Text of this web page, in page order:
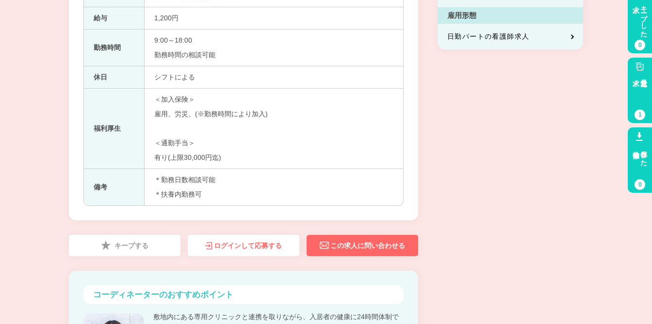
給与 1,200円
勤務時間
9:00～18:00
勤務時間の相談可能
休日 シフトによる
福利厚生
＜加入保険＞
雇用、労災、(※勤務時間により加入)
＜通勤手当＞
有り(上限30,000円迄)
備考
＊勤務日数相談可能
＊扶養内勤務可
キープする ログインして応募する この求人に問い合わせる
コーディネーターのおすすめポイント
敷地内にある専用クリニックと連携を取りながら、入居者の健康に24時間体制で
雇用形態
日勤パートの看護師求人
キープした
0
最近見た
1
保存した
0